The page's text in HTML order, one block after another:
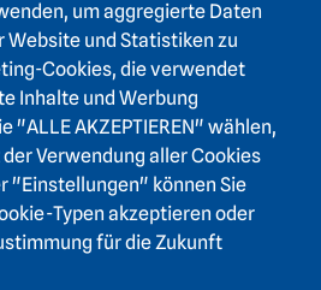
um aggregierte Daten
Website und Statistiken zu
Cookies, die verwendet
Inhalte und Werbung
"ALLE AKZEPTIEREN" wählen,
Verwendung aller Cookies
"Einstellungen" können Sie
Typen akzeptieren oder
für die Zukunft
функции
в тексте
phraseologischer
– russ.].In: Сборник
языковедческой
семантического
и речи», Минск, 10-12.11.1998.